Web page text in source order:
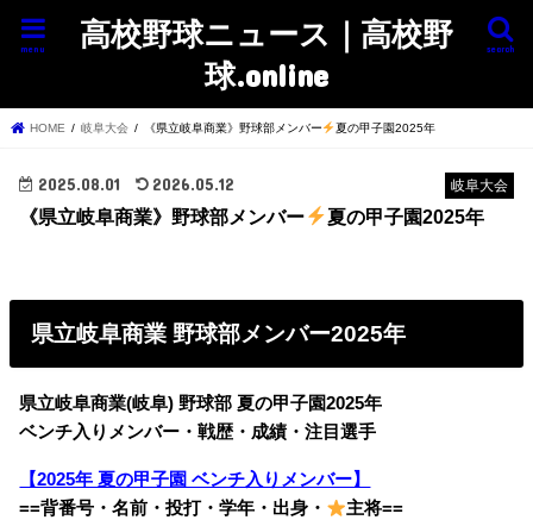
高校野球ニュース｜高校野
球.online
search
menu
HOME 岐阜大会 《県立岐阜商業》野球部メンバー 夏の甲子園2025年
岐阜大会
2025.08.01 2026.05.12
《県立岐阜商業》野球部メンバー 夏の甲子園2025年
県立岐阜商業 野球部メンバー2025年
県立岐阜商業(岐阜) 野球部 夏の甲子園2025年
ベンチ入りメンバー・戦歴・成績・注目選手
【2025年 夏の甲子園 ベンチ入りメンバー】
==背番号・名前・投打・学年・出身・
主将==